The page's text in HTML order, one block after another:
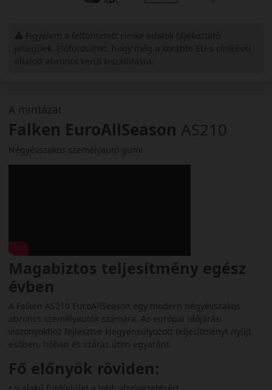
A mintázat
Falken EuroAllSeason AS210
Négyévszakos személyautó gumi
Magabiztos teljesítmény egész
évben
A Falken AS210 EuroAllSeason egy modern négyévszakos
abroncs személyautók számára. Az európai időjárási
viszonyokhoz fejlesztve kiegyensúlyozott teljesítményt nyújt
esőben, hóban és száraz úton egyaránt.
Fő előnyök röviden: